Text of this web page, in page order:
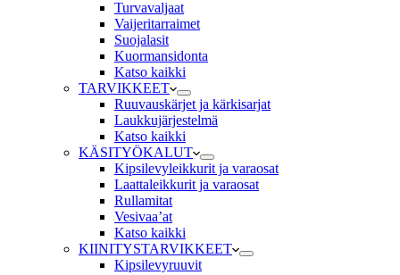
Turvavaljaat
Vaijeritarraimet
Suojalasit
Kuormansidonta
Katso kaikki
TARVIKKEET
Ruuvauskärjet ja kärkisarjat
Laukkujärjestelmä
Katso kaikki
KÄSITYÖKALUT
Kipsilevyleikkurit ja varaosat
Laattaleikkurit ja varaosat
Rullamitat
Vesivaa’at
Katso kaikki
KIINITYSTARVIKKEET
Kipsilevyruuvit